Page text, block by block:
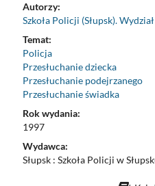
Autorzy:
Szkoła Policji (Słupsk).
Temat:
Policja
Przesłuchanie dziecka
Przesłuchanie podejrzanego
Przesłuchanie świadka
Rok wydania:
1997
Wydawca:
Słupsk : Szkoła Policji w